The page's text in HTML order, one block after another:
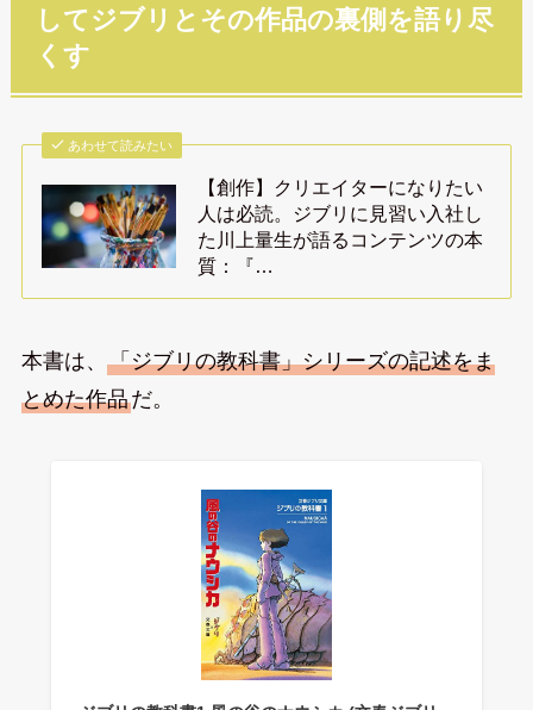
してジブリとその作品の裏側を語り尽
くす
あわせて読みたい
【創作】クリエイターになりたい
人は必読。ジブリに見習い入社し
た川上量生が語るコンテンツの本
質：『…
本書は、 「ジブリの教科書」シリーズの記述をま
とめた作品だ。